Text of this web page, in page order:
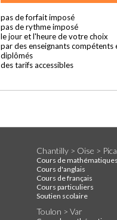
pas de forfait imposé
pas de rythme imposé
le jour et l'heure de votre choix
par des enseignants compétents
diplômés
des tarifs accessibles
Chantilly > Oise >
Cours de mathématiques
Cours d'anglais
Cours de français
Cours particuliers
Soutien scolaire
Toulon > Var